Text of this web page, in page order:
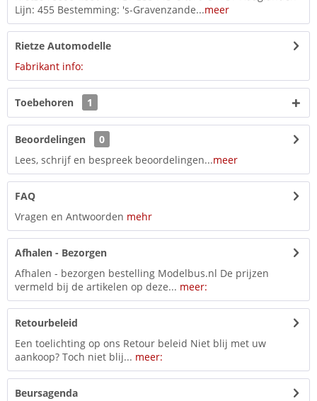
Lijn: 455 Bestemming: 's-Gravenzande...meer
Rietze Automodelle
Fabrikant info:
Toebehoren 1
Beoordelingen
0
Lees, schrijf en bespreek beoordelingen...meer
FAQ
Vragen en Antwoorden mehr
Afhalen - Bezorgen
Afhalen - bezorgen bestelling Modelbus.nl De prijzen
vermeld bij de artikelen op deze... meer:
Retourbeleid
Een toelichting op ons Retour beleid Niet blij met uw
aankoop? Toch niet blij... meer:
Beursagenda